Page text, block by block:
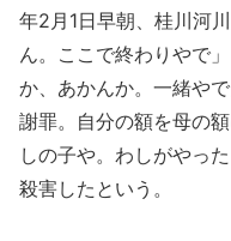
年2月1日早朝、桂川河
ん。ここで終わりやで
か、あかんか。一緒や
謝罪。自分の額を母の
しの子や。わしがやっ
殺害したという。